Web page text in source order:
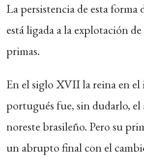
La persistencia de esta forma
está ligada a la explotación de
primas.
En el siglo XVII la reina en
portugués fue, sin dudarlo, el
noreste brasileño. Pero su
un abrupto final con el